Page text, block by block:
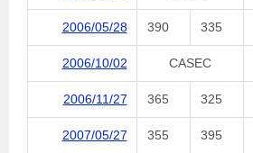
2006/05/28 390 335
2006/10/02 CASEC
2006/11/27 365 325
2007/05/27 355 395